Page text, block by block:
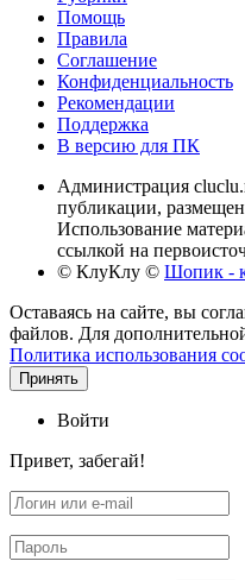
Помощь
Правила
Соглашение
Конфиденциальность
Рекомендации
Поддержка
В версию для ПК
Администрация
публикации,
Использование
ссылкой на
© КлуКлу © Шопик -
Оставаясь на сайте, вы
файлов. Для
Политика использования
Принять
Войти
Привет, забегай!